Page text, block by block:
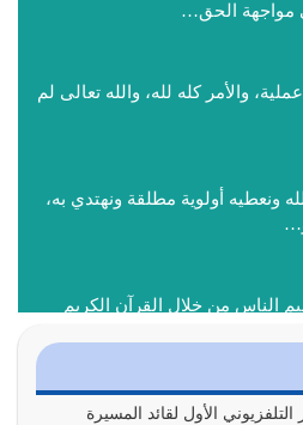
مواجهة الحق…
والأمر كله لله، والله تعالى لم
ونعطيه أولوية مطلقة ونهتدي به،
الناس من خلال القرآن الكريم
(أقم الصلاة لذكري) إضافة إلى
الأول لقائد المسيرة